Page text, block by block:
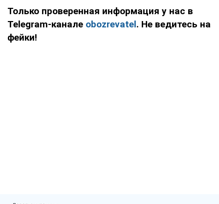
Только проверенная информация у нас в
Telegram-канале obozrevatel. Не ведитесь на
фейки!